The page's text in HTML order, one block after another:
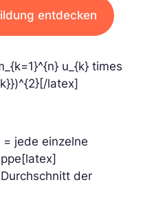
entdecken
u_{k} times
latex]
jede einzelne
der